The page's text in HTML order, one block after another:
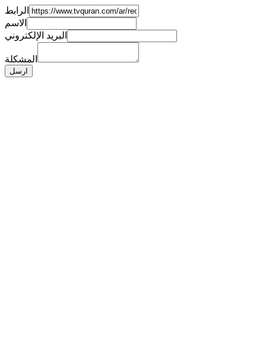
الرابط
الاسم
البريد الإلكتروني
المشكلة
ارسل